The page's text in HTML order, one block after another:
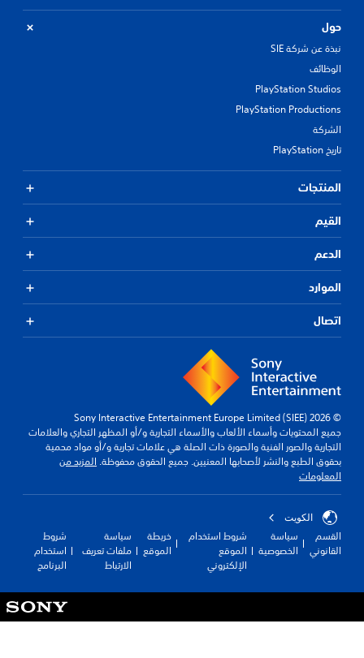
حول
نبذة عن شركة SIE
الوظائف
PlayStation Studios
PlayStation Productions
الشركة
تاريخ PlayStation
المنتجات
القيم
الدعم
الموارد
اتصال
© 2026 Sony Interactive Entertainment Europe Limited (SIEE)
جميع المحتويات وأسماء الألعاب والأسماء التجارية و/أو المظهر التجاري والعلامات
التجارية والصور الفنية والصورة ذات الصلة هي علامات تجارية و/أو مواد محمية
بحقوق الطبع والنشر لأصحابها المعنيين. جميع الحقوق محفوظة.المزيد من
المعلومات
الكويت‎
القسم
القانوني
سياسة
الخصوصية
شروط استخدام
الموقع
الإلكتروني
خريطة
الموقع
سياسة
ملفات تعريف
الارتباط
شروط
استخدام
البرنامج